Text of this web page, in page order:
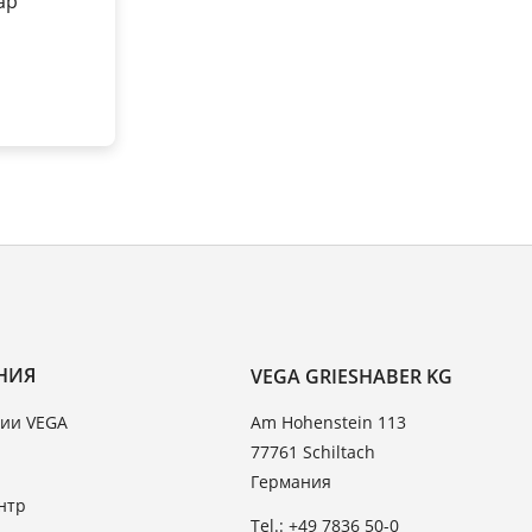
VEGA
VEGA GRIESHABER KG
Am Hohenstein 113
77761 Schiltach
Германия
Tel.: +49 7836 50-0